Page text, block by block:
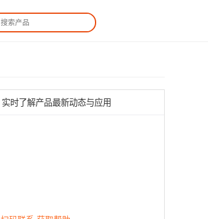
实时了解产品最新动态与应用